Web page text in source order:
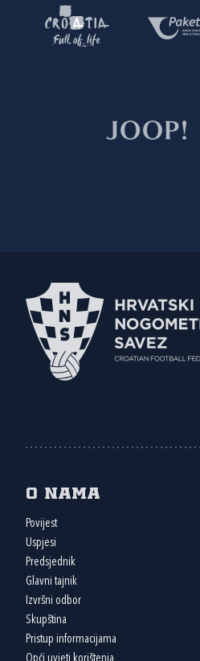
O nama
Povijest
Uspjesi
Predsjednik
Glavni tajnik
Izvršni odbor
Skupština
Pristup informacijama